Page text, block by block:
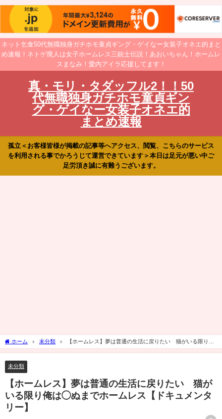
ネット乞食50代無職独身ガチホモ童貞ギング・ゲイなー女装子オネエ的まと
め速報！ネトゲ廃人は女子ホームレス三銃士伝説！あおいちゃん！ホームレ
スまなみ！愛内アイラ応援してます！
真・モリ・タダッフル2！！50
代無職独身ガチホモ童貞ギン
グ・ゲイなー女装子オネエ的
まとめ速報
孤立＜お客様皆様が掲載の記事等へアクセス、閲覧、こちらのサービス
を利用される事でかろうじて運営できています＞本日は足元が悪い中ご
足労頂き誠に有難うございます。
ホーム 未分類
【ホームレス】夢は普通の生活に戻りたい 猫がいる限り俺
は◯ぬまでホームレス【ドキュメンタリー】
未分類
【ホームレス】夢は普通の生活に戻りたい 猫が
いる限り俺は◯ぬまでホームレス【ドキュメンタ
リー】